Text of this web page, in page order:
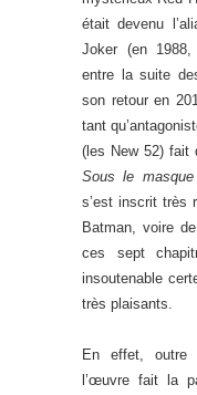
était devenu
Joker (en
entre la suite
son retour en
tant
(les New 52) fait
Sous le masque
s’est inscrit très
Batman, voire
ces sept
insoutenable
très plaisants.
En effet, outre
l’œuvre fait la